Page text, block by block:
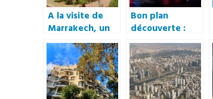
A la visite de
Marrakech, un
des bons plans
voyage en
famille ou en
couple
Bon plan
découverte :
L’Asie, un
continent
charmant qui
vous accueille
comme il se doit